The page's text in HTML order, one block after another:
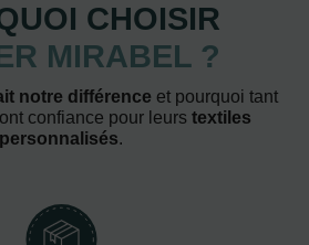
CHOISIR
MIRABEL ?
notre différence et pourquoi tant
confiance pour leurs textiles
personnalisés.